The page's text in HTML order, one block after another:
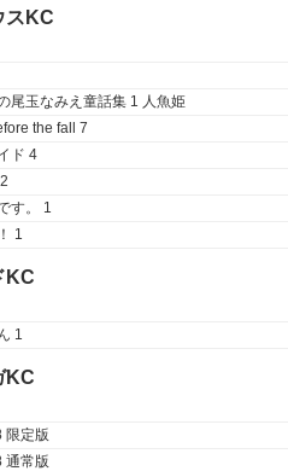
スKC
尾玉なみえ童話集 1 人魚姫
the fall 7
ド 4
す。 1
1
KC
1
KC
限定版
通常版